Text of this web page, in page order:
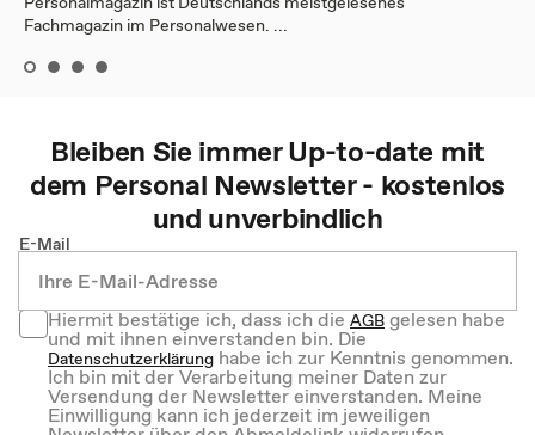
Fachmagazin im Personalwesen. ...
Bleiben Sie immer Up-to-date mit
dem Personal Newsletter - kostenlos
und unverbindlich
E-Mail
Hiermit bestätige ich, dass ich dieAGBgelesen habe
und mit ihnen einverstanden bin. Die
Datenschutzerklärung habe ich zur Kenntnis genommen.
Ich bin mit der Verarbeitung meiner Daten zur
Versendung der Newsletter einverstanden. Meine
Einwilligung kann ich jederzeit im jeweiligen